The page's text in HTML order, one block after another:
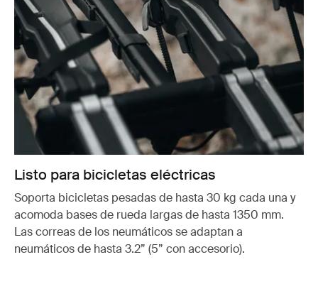
Listo para bicicletas eléctricas
Soporta bicicletas pesadas de hasta 30 kg cada una y
acomoda bases de rueda largas de hasta 1350 mm.
Las correas de los neumáticos se adaptan a
neumáticos de hasta 3.2” (5” con accesorio).